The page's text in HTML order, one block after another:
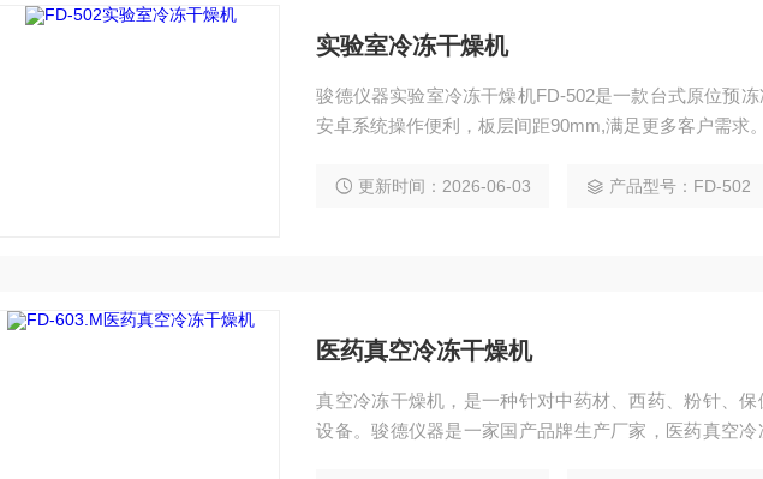
实验室冷冻干燥机
骏德仪器实验室冷冻干燥机FD-502是一款台式原位预
安卓系统操作便利，板层间距90mm,满足更多客户需求。
更新时间：2026-06-03 产品型号：FD-502
医药真空冷冻干燥机
真空冷冻干燥机，是一种针对中药材、西药、粉针、
设备。骏德仪器是一家国产品牌生产厂家，医药真空